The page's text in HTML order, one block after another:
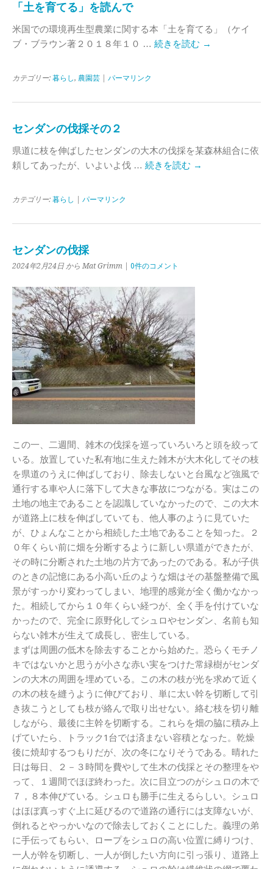
「土を育てる」を読んで
米国での環境再生型農業に関する本「土を育てる」（ケイ
ブ・ブラウン著２０１８年１０ … 続きを読む →
カテゴリー: 暮らし, 農園芸 パーマリンク
センダンの伐採その２
県道に枝を伸ばしたセンダンの大木の伐採を某森林組合に依
頼してあったが、いよいよ伐 … 続きを読む →
カテゴリー: 暮らし パーマリンク
センダンの伐採
2024年2月24日 から Mat Grimm | 0件のコメント
この一、二週間、雑木の伐採を巡っていろいろと頭を絞って
いる。放置していた私有地に生えた雑木が大木化してその枝
を県道のうえに伸ばしており、除去しないと台風など強風で
通行する車や人に落下して大きな事故につながる。実はこの
土地の地主であることを認識していなかったので、この大木
が道路上に枝を伸ばしていても、他人事のように見ていた
が、ひょんなことから相続した土地であることを知った。２
０年くらい前に畑を分断するように新しい県道ができたが、
その時に分断された土地の片方であったのである。私が子供
のときの記憶にある小高い丘のような畑はその基盤整備で風
景がすっかり変わってしまい、地理的感覚が全く働かなかっ
た。相続してから１０年くらい経つが、全く手を付けていな
かったので、完全に原野化してシュロやセンダン、名前も知
らない雑木が生えて成長し、密生している。
まずは周囲の低木を除去することから始めた。恐らくモチノ
キではないかと思うが小さな赤い実をつけた常緑樹がセンダ
ンの大木の周囲を埋めている。この木の枝が光を求めて近く
の木の枝を縫うように伸びており、単に太い幹を切断して引
き抜こうとしても枝が絡んで取り出せない。絡む枝を切り離
しながら、最後に主幹を切断する。これらを畑の脇に積み上
げていたら、トラック1台では済まない容積となった。乾燥
後に焼却するつもりだが、次の冬になりそうである。晴れた
日は毎日、２－３時間を費やして生木の伐採とその整理をや
って、１週間でほぼ終わった。次に目立つのがシュロの木で
７，８本伸びている。シュロも勝手に生えるらしい。シュロ
はほぼ真っすぐ上に延びるので道路の通行には支障ないが、
倒れるとやっかいなので除去しておくことにした。義理の弟
に手伝ってもらい、ロープをシュロの高い位置に縛りつけ、
一人が幹を切断し、一人が倒したい方向に引っ張り、道路上